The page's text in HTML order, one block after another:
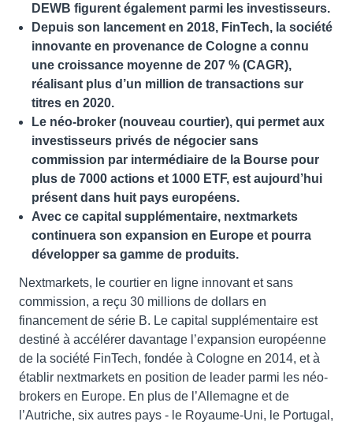
DEWB figurent également parmi les investisseurs.
Depuis son lancement en 2018, FinTech, la société
innovante en provenance de Cologne a connu
une croissance moyenne de 207 % (CAGR),
réalisant plus d’un million de transactions sur
titres en 2020.
Le néo-broker (nouveau courtier), qui permet aux
investisseurs privés de négocier sans
commission par intermédiaire de la Bourse pour
plus de 7000 actions et 1000 ETF, est aujourd’hui
présent dans huit pays européens.
Avec ce capital supplémentaire, nextmarkets
continuera son expansion en Europe et pourra
développer sa gamme de produits.
Nextmarkets, le courtier en ligne innovant et sans
commission, a reçu 30 millions de dollars en
financement de série B. Le capital supplémentaire est
destiné à accélérer davantage l’expansion européenne
de la société FinTech, fondée à Cologne en 2014, et à
établir nextmarkets en position de leader parmi les néo-
brokers en Europe. En plus de l’Allemagne et de
l’Autriche, six autres pays - le Royaume-Uni, le Portugal,